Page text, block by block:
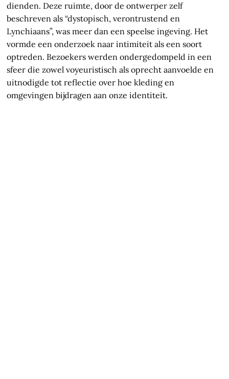
dienden. Deze ruimte, door de ontwerper zelf
beschreven als “dystopisch, verontrustend en
Lynchiaans”, was meer dan een speelse ingeving. Het
vormde een onderzoek naar intimiteit als een soort
optreden. Bezoekers werden ondergedompeld in een
sfeer die zowel voyeuristisch als oprecht aanvoelde en
uitnodigde tot reflectie over hoe kleding en
omgevingen bijdragen aan onze identiteit.